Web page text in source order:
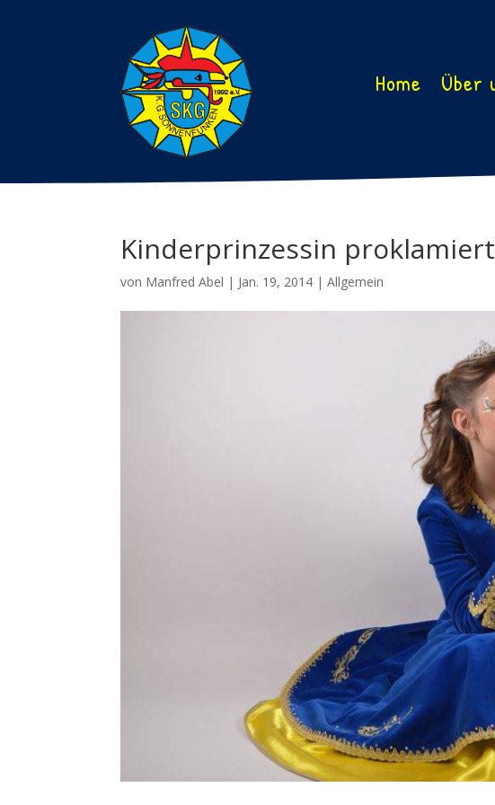
Home Über
Kinderprinzessin
von Manfred Abel | Jan. 19, 2014 |Allgemein